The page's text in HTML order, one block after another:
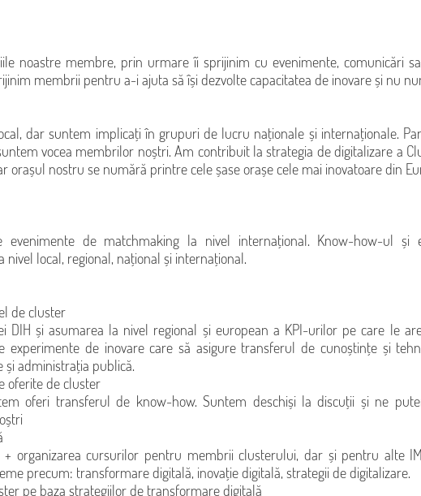
noastre membre, prin urmare îi sprijinim cu evenimente, comunicări
membrii pentru a-i ajuta să își dezvolte capacitatea de inovare și nu
dar suntem implicați în grupuri de lucru naționale și internaționale.
vocea membrilor noștri. Am contribuit la strategia de digitalizare a
nostru se numără printre cele șase orașe cele mai inovatoare din
de matchmaking la nivel internațional. Know-how-ul și
nivel local, regional, național și internațional.
de cluster
DIH și asumarea la nivel regional și european a KPI-urilor pe care le
experimente de inovare care să asigure transferul de cunoștințe și
și administrația publică.
oferite de cluster
oferi transferul de know-how. Suntem deschiși la discuții și ne
organizarea cursurilor pentru membrii clusterului, dar și pentru alte
precum: transformare digitală, inovație digitală, strategii de digitalizare.
pe baza strategiilor de transformare digitală